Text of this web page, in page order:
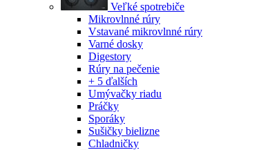
Veľké spotrebiče
Mikrovlnné rúry
Vstavané mikrovlnné rúry
Varné dosky
Digestory
Rúry na pečenie
+ 5 ďalších
Umývačky riadu
Práčky
Sporáky
Sušičky bielizne
Chladničky